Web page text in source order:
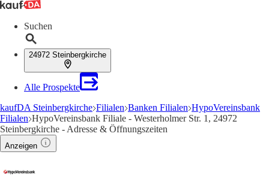
Suchen
24972 Steinbergkirche
Alle Prospekte
kaufDA Steinbergkirche Filialen Banken Filialen HypoVereinsbank
Filialen HypoVereinsbank Filiale - Westerholmer Str. 1, 24972
Steinbergkirche - Adresse & Öffnungszeiten
Anzeigen